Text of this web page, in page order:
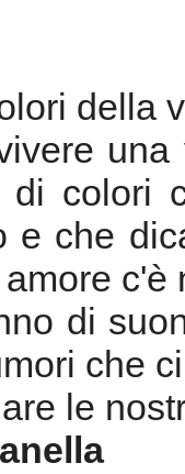
della
colori
e che
c'è
di
che
le